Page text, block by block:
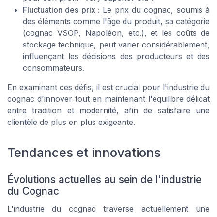
Fluctuation des prix : Le prix du cognac, soumis à
des éléments comme l'âge du produit, sa catégorie
(cognac VSOP, Napoléon, etc.), et les coûts de
stockage technique, peut varier considérablement,
influençant les décisions des producteurs et des
consommateurs.
En examinant ces défis, il est crucial pour l'industrie du
cognac d'innover tout en maintenant l'équilibre délicat
entre tradition et modernité, afin de satisfaire une
clientèle de plus en plus exigeante.
Tendances et innovations
Évolutions actuelles au sein de l'industrie
du Cognac
L'industrie du cognac traverse actuellement une